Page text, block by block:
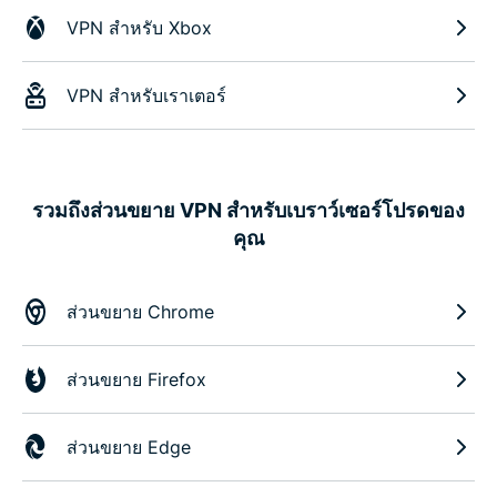
VPN สำหรับ Xbox
VPN สำหรับเราเตอร์
รวมถึงส่วนขยาย VPN สำหรับเบราว์เซอร์โปรดของ
คุณ
ส่วนขยาย Chrome
ส่วนขยาย Firefox
ส่วนขยาย Edge